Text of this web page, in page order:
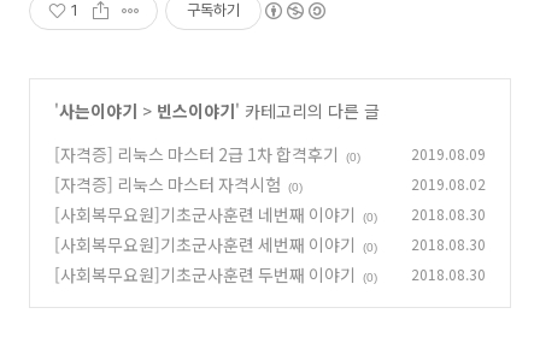
1 구독하기
'사는이야기 > 빈스이야기' 카테고리의 다른 글
[자격증] 리눅스 마스터 2급 1차 합격후기
(0) 2019.08.09
[자격증] 리눅스 마스터 자격시험 (0) 2019.08.02
[사회복무요원]기초군사훈련 네번째 이야기 (0) 2018.08.30
[사회복무요원]기초군사훈련 세번째 이야기 (0) 2018.08.30
[사회복무요원]기초군사훈련 두번째 이야기 (0) 2018.08.30